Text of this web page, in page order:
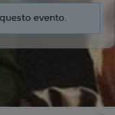
evento.